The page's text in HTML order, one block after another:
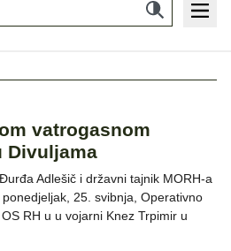
vatrogasnom
Divuljama
Adlešič i državni tajnik MORH-a
25. svibnja, Operativno
RH u u vojarni Knez Trpimir u